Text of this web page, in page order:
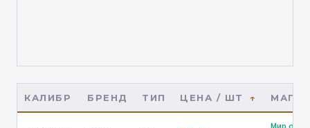
КАЛИБР БРЕНД ТИП ЦЕНА / ШТ